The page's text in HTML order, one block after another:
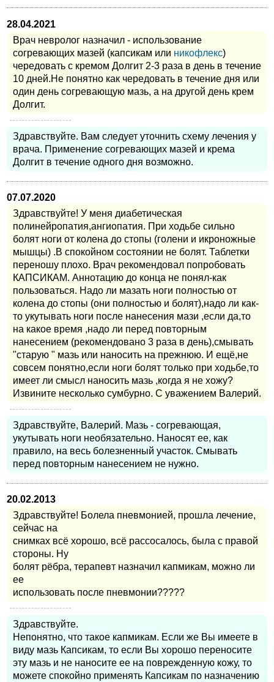
28.04.2021
Врач невролог назначил - использование
согревающих мазей (капсикам или никофлекс)
чередовать с кремом Долгит 2-3 раза в день в течение
10 дней.Не понятно как чередовать в течение дня или
один день согревающую мазь, а на другой день крем
Долгит.
Здравствуйте. Вам следует уточнить схему лечения у
врача. Применение согревающих мазей и крема
Долгит в течение одного дня возможно.
07.07.2020
Здравствуйте! У меня диабетическая
полинейропатия,ангиопатия. При ходьбе сильно
болят ноги от колена до стопы (голени и икроножные
мышцы) .В спокойном состоянии не болят. Таблетки
переношу плохо. Врач рекомендовал попробовать
КАПСИКАМ. Аннотацию до конца не понял-как
пользоваться. Надо ли мазать ноги полностью от
колена до стопы (они полностью и болят),надо ли как-
то укутывать ноги после нанесения мази ,если да,то
на какое время ,надо ли перед повторным
нанесением (рекомендовано 3 раза в день),смывать
"старую " мазь или наносить на прежнюю. И ещё,не
совсем понятно,если ноги болят только при ходьбе,то
имеет ли смысл наносить мазь ,когда я не хожу?
Извините несколько сумбурно. С уважением Валерий.
Здравствуйте, Валерий. Мазь - согревающая,
укутывать ноги необязательно. Наносят ее, как
правило, на весь болезненный участок. Смывать
перед повторным нанесением не нужно.
20.02.2013
Здравствуйте! Болела пневмонией, прошла лечение,
сейчас на
снимках всё хорошо, всё рассосалось, была с правой
стороны. Ну
болят рёбра, терапевт назначил капмикам, можно ли
ее
использовать после пневмонии?????
Здравствуйте.
Непонятно, что такое капмикам. Если же Вы имеете в
виду мазь Капсикам, то если Вы хорошо переносите
эту мазь и не наносите ее на поврежденную кожу, то
можете спокойно применять Капсикам по назначению